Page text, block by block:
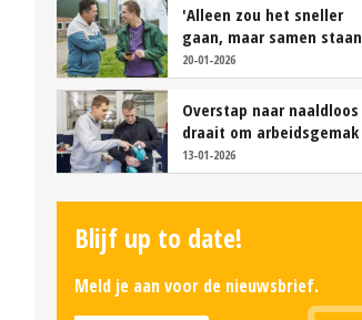
'Alleen zou het sneller
gaan, maar samen staan
we stukken sterker'
20-01-2026
Overstap naar naaldloos
draait om arbeidsgemak
en diervriendelijkheid
13-01-2026
Blijf up to date!
Meld je aan voor de nieuwsbrief.